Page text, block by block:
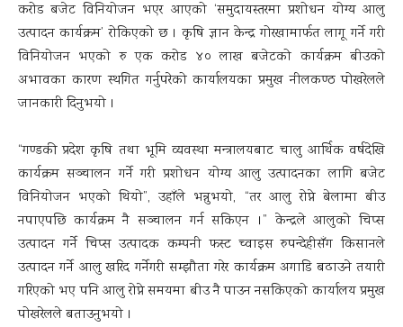
करोड बजेट विनियोजन भएर आएको ‘समुदायस्तरमा प्रशोधन योग्य आलु
उत्पादन कार्यक्रम’ रोकिएको छ । कृषि ज्ञान केन्द्र गोरखामार्फत लागू गर्ने गरी
विनियोजन भएको रु एक करोड ४० लाख बजेटको कार्यक्रम बीउको
अभावका कारण स्थगित गर्नुपरेको कार्यालयका प्रमुख नीलकण्ठ पोखरेलले
जानकारी दिनुभयो ।
“गण्डकी प्रदेश कृषि तथा भूमि व्यवस्था मन्त्रालयबाट चालु आर्थिक वर्षदेखि
कार्यक्रम सञ्चालन गर्ने गरी प्रशोधन योग्य आलु उत्पादनका लागि बजेट
विनियोजन भएको थियो”, उहाँले भन्नुभयो, “तर आलु रोप्ने बेलामा बीउ
नपाएपछि कार्यक्रम नै सञ्चालन गर्न सकिएन ।” केन्द्रले आलुको चिप्स
उत्पादन गर्ने चिप्स उत्पादक कम्पनी फस्ट च्वाइस रुपन्देहीसँग किसानले
उत्पादन गर्ने आलु खरिद गर्नेगरी सम्झौता गरेर कार्यक्रम अगाडि बढाउने तयारी
गरिएको भए पनि आलु रोप्ने समयमा बीउ नै पाउन नसकिएको कार्यालय प्रमुख
पोखरेलले बताउनुभयो ।